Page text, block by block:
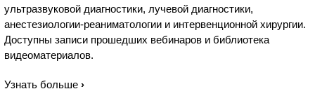
ультразвуковой диагностики, лучевой диагностики,
анестезиологии-реаниматологии и интервенционной хирургии.
Доступны записи прошедших вебинаров и библиотека
видеоматериалов.
Узнать больше